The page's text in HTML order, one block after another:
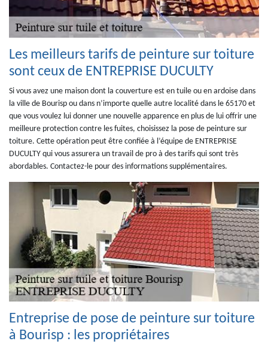
Les meilleurs tarifs de peinture sur toiture
sont ceux de ENTREPRISE DUCULTY
Si vous avez une maison dont la couverture est en tuile ou en ardoise dans
la ville de Bourisp ou dans n’importe quelle autre localité dans le 65170 et
que vous voulez lui donner une nouvelle apparence en plus de lui offrir une
meilleure protection contre les fuites, choisissez la pose de peinture sur
toiture. Cette opération peut être confiée à l’équipe de ENTREPRISE
DUCULTY qui vous assurera un travail de pro à des tarifs qui sont très
abordables. Contactez-le pour des informations supplémentaires.
Entreprise de pose de peinture sur toiture
à Bourisp : les propriétaires